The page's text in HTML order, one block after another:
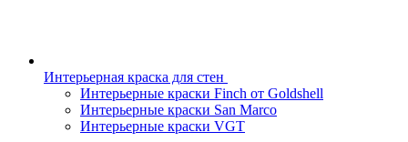
Интерьерная краска для стен
Интерьерные краски Finch от Goldshell
Интерьерные краски San Marco
Интерьерные краски VGT